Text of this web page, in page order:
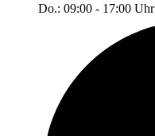
Do.: 09:00 - 17:00 Uhr